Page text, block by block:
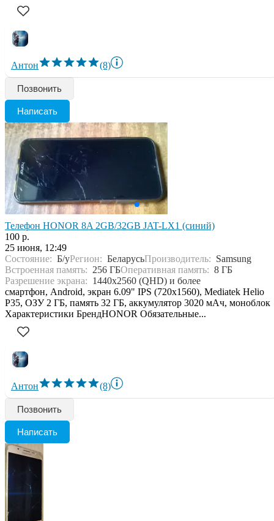
Антон (8)
Позвонить
Написать
Телефон HONOR 8A 2GB/32GB JAT-LX1 (синий)
100 р.
25 июня, 12:49
Состояние: Б/уРегион: БеларусьПроизводитель: Samsung
Встроенная память: 256 ГБОперативная память: 8 ГБ
Разрешение экрана: 1440x2560 (QHD) и более
смартфон, Android, экран 6.09" IPS (720x1560), Mediatek Helio
P35, ОЗУ 2 ГБ, память 32 ГБ, аккумулятор 3020 мАч, моноблок
Характеристики БрендHONOR Обязательные...
Антон (8)
Позвонить
Написать